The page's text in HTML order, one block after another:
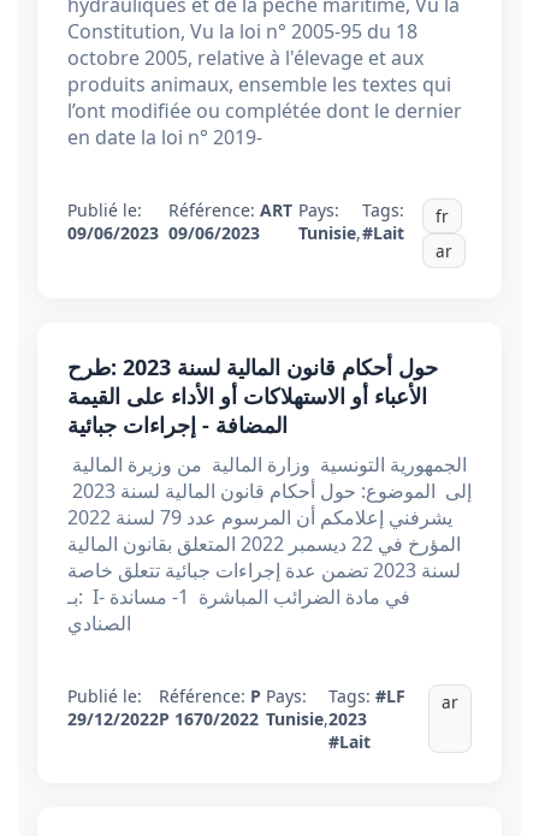
Constitution, Vu la loi n° 2005-95 du 18
octobre 2005, relative à l'élevage et aux
produits animaux, ensemble les textes qui
l’ont modifiée ou complétée dont le dernier
en date la loi n° 2019-
Publié le:
09/06/2023
Référence: ART
09/06/2023
Pays:
Tunisie,
Tags:
#Lait
fr
ar
حول أحكام قانون المالية لسنة 2023 :طرح
الأعباء أو الاستهلاكات أو الأداء على القيمة
المضافة - إجراءات جبائية
الجمهورية التونسية وزارة المالية من وزيرة المالية
يشرفني إعلامكم أن المرسوم عدد 79 لسنة 2022
المؤرخ في 22 ديسمبر 2022 المتعلق بقانون المالية
لسنة 2023 تضمن عدة إجراءات جبائية تتعلق خاصة
بـ: I- في مادة الضرائب المباشرة 1- مساندة
الصنادي
Publié le:
29/12/2022
Référence: P
P 1670/2022
Pays:
Tunisie,
Tags:#LF
2023
#Lait
ar